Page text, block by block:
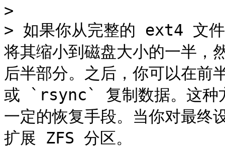
>
> 如果你从完整的 ext4 文
将其缩小到磁盘大小的一半
后半部分。之后，你可以在
或 `rsync` 复制数据。这种
一定的恢复手段。当你对最
扩展 ZFS 分区。